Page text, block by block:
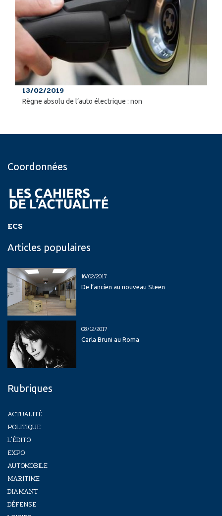
13/02/2019
Règne absolu de l’auto électrique : non
Coordonnées
ECS
Articles populaires
16/02/2017
De l’ancien au nouveau Steen
08/12/2017
Carla Bruni au Roma
Rubriques
ACTUALITÉ
POLITIQUE
L'ÉDITO
EXPO
AUTOMOBILE
MARITIME
DIAMANT
DÉFENSE